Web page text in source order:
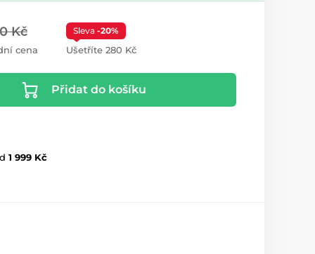
Kč
cena
Sleva -20%
Ušetříte 280 Kč
Přidat do košíku
1 999 Kč